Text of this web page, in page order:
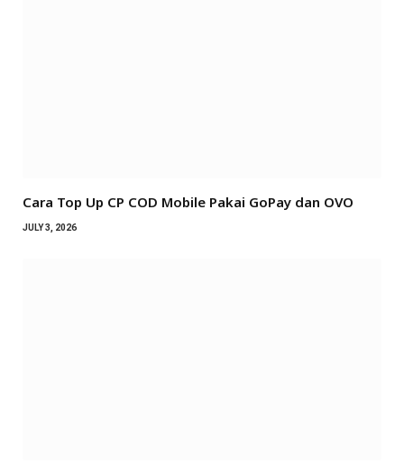
Cara Top Up CP COD Mobile Pakai GoPay dan OVO
JULY 3, 2026